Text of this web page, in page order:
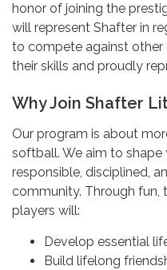
honor of joining the
will represent Shafter in
to compete against other
their skills and proudly
Why Join Shafter
Our program is about
softball. We aim to shape
responsible, disciplined,
community. Through fun,
players will:
Develop essential
Build lifelong